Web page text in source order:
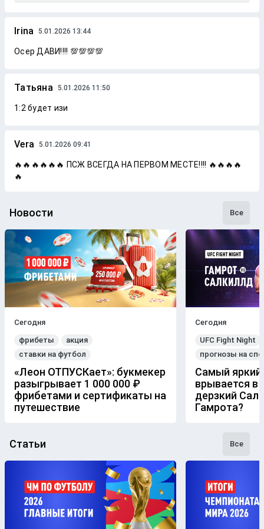
Irina 5.01.2026 13:44
Осер ДАВИ!!!! 💯💯💯💯
Татьяна 5.01.2026 11:50
1:2 будет изи
Vera 5.01.2026 09:41
🔥🔥🔥🔥🔥🔥 ПСЖ ВСЕГДА НА ПЕРВОМ МЕСТЕ!!!! 🔥🔥🔥🔥
🔥
Новости Все
Сегодня
фрибеты
акция
ставки на футбол
«Леон ОТПУСКает»: букмекер
разыгрывает 1 000 000 ₽
фрибетами и сертификаты на
путешествие
Сегодня
UFC Fight Night
прогнозы на
Самый яркий
врывается в
дерзкий
Гамрота?
Статьи Все